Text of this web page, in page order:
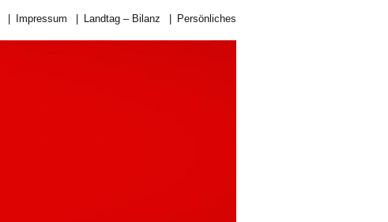
Impressum Landtag – Bilanz Persönliches